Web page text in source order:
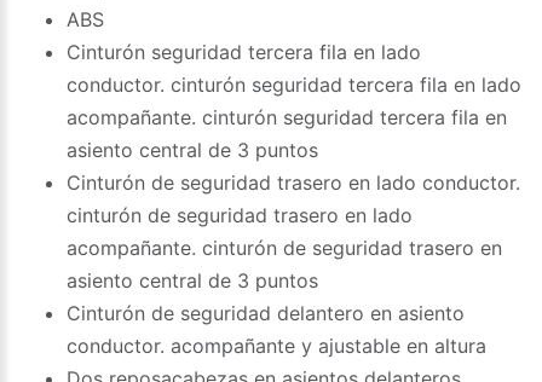
ABS
Cinturón seguridad tercera fila en lado
conductor. cinturón seguridad tercera fila en lado
acompañante. cinturón seguridad tercera fila en
asiento central de 3 puntos
Cinturón de seguridad trasero en lado conductor.
cinturón de seguridad trasero en lado
acompañante. cinturón de seguridad trasero en
asiento central de 3 puntos
Cinturón de seguridad delantero en asiento
conductor. acompañante y ajustable en altura